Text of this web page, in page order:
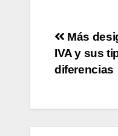
Más
IVA y sus
diferencias